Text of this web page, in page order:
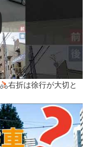
右折は徐行が大切と